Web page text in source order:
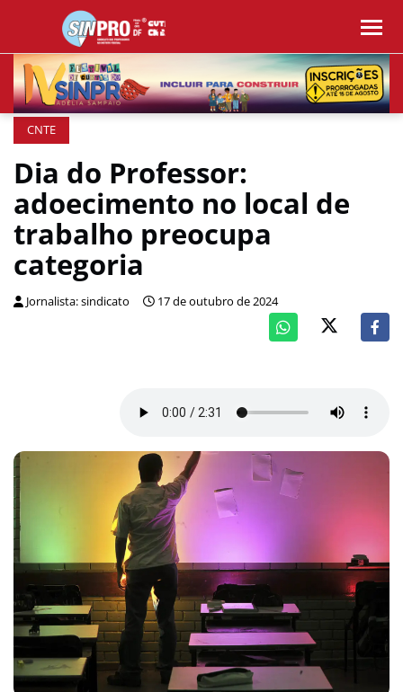
CNTE
Dia do Professor:
adoecimento no local de
trabalho preocupa
categoria
Jornalista: sindicato 17 de outubro de 2024